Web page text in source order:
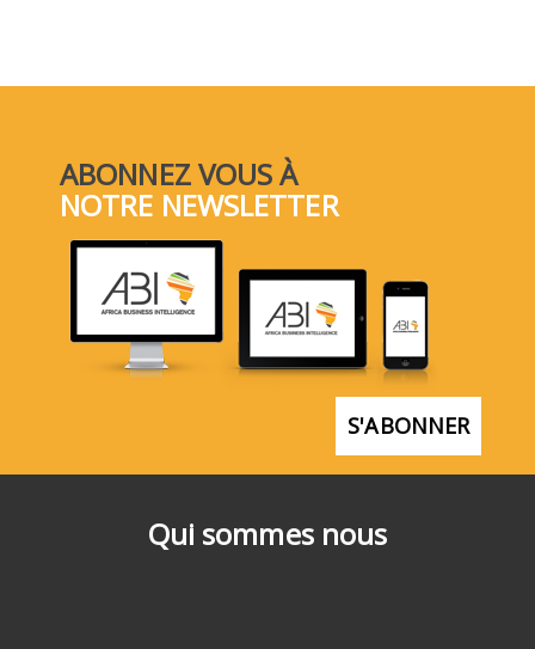
Qui sommes nous
ABONNEZ VOUS À
NOTRE NEWSLETTER
S'ABONNER